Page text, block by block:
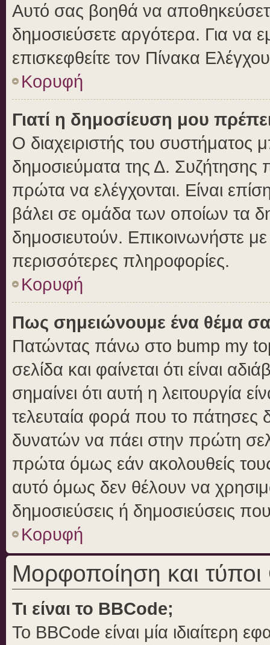
Αυτό σας βοηθά να
δημοσιεύσετε αργότερα. Για να
επισκεφθείτε τον Πίνακα
Κορυφή
Γιατί η δημοσίευση μου
Ο διαχειριστής του συστήματος
δημοσιεύματα της Δ. Συζήτησης
πρώτα να ελέγχονται. Είναι
βάλει σε ομάδα των οποίων τα
δημοσιευτούν. Επικοινωνήστε
περισσότερες πληροφορίες.
Κορυφή
Πως σημειώνουμε ένα θέμα
Πατώντας πάνω στο bump my
σελίδα και φαίνεται ότι είναι
σημαίνει ότι αυτή η λειτουργία
τελευταία φορά που το πάτησες
δυνατών να πάει στην πρώτη
πρώτα όμως εάν ακολουθείς
αυτό όμως δεν θέλουν να
δημοσιεύσεις ή δημοσιεύσεις
Κορυφή
Μορφοποίηση και
Τι είναι το BBCode;
Το BBCode είναι μία ιδιαίτερη